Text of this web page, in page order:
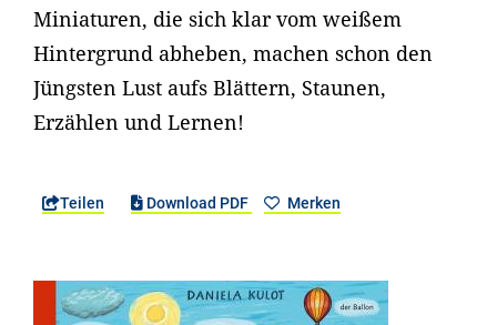
Miniaturen, die sich klar vom weißem
Hintergrund abheben, machen schon den
Jüngsten Lust aufs Blättern, Staunen,
Erzählen und Lernen!
Teilen Download PDF Merken